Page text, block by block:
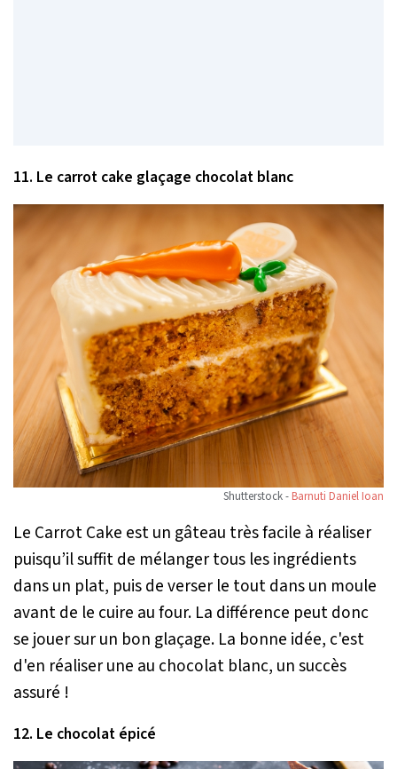
11. Le carrot cake glaçage chocolat blanc
Shutterstock - Barnuti Daniel Ioan
Le Carrot Cake est un gâteau très facile à réaliser
puisqu’il suffit de mélanger tous les ingrédients
dans un plat, puis de verser le tout dans un moule
avant de le cuire au four. La différence peut donc
se jouer sur un bon glaçage. La bonne idée, c'est
d'en réaliser une au chocolat blanc, un succès
assuré !
12. Le chocolat épicé